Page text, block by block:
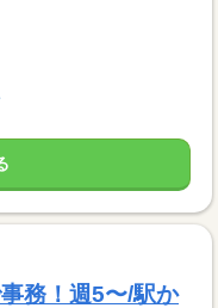
務！週5〜/駅か